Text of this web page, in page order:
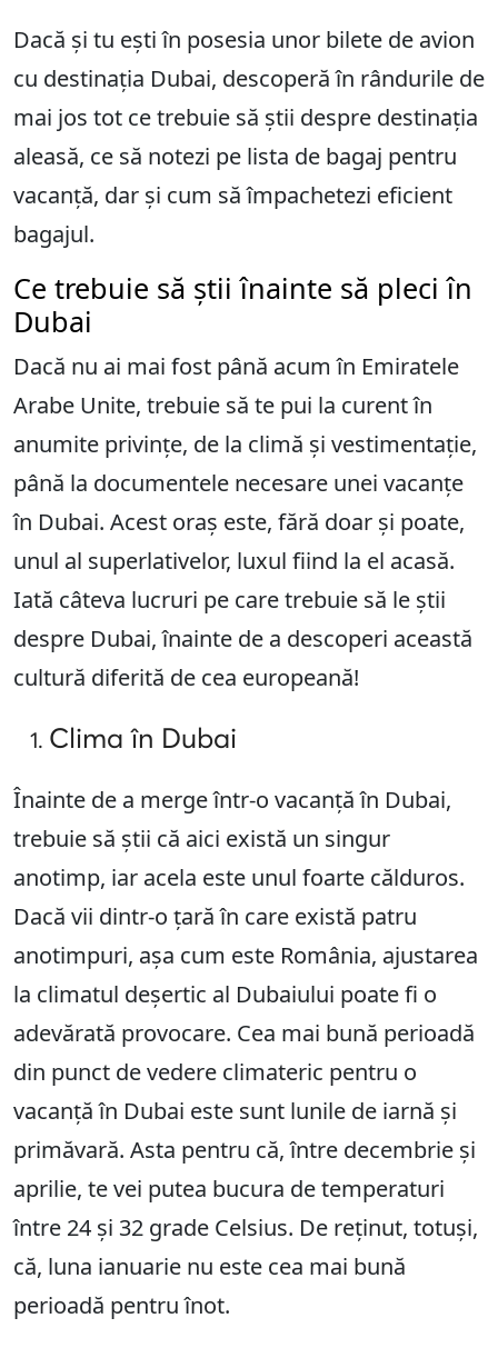
Dacă și tu ești în posesia unor bilete de avion
cu destinația Dubai, descoperă în rândurile de
mai jos tot ce trebuie să știi despre destinația
aleasă, ce să notezi pe lista de bagaj pentru
vacanță, dar și cum să împachetezi eficient
bagajul.
Ce trebuie să știi înainte să pleci în
Dubai
Dacă nu ai mai fost până acum în Emiratele
Arabe Unite, trebuie să te pui la curent în
anumite privințe, de la climă și vestimentație,
până la documentele necesare unei vacanțe
în Dubai. Acest oraș este, fără doar și poate,
unul al superlativelor, luxul fiind la el acasă.
Iată câteva lucruri pe care trebuie să le știi
despre Dubai, înainte de a descoperi această
cultură diferită de cea europeană!
Clima în Dubai
Înainte de a merge într-o vacanță în Dubai,
trebuie să știi că aici există un singur
anotimp, iar acela este unul foarte călduros.
Dacă vii dintr-o țară în care există patru
anotimpuri, așa cum este România, ajustarea
la climatul deșertic al Dubaiului poate fi o
adevărată provocare. Cea mai bună perioadă
din punct de vedere climateric pentru o
vacanță în Dubai este sunt lunile de iarnă și
primăvară. Asta pentru că, între decembrie și
aprilie, te vei putea bucura de temperaturi
între 24 și 32 grade Celsius. De reținut, totuși,
că, luna ianuarie nu este cea mai bună
perioadă pentru înot.